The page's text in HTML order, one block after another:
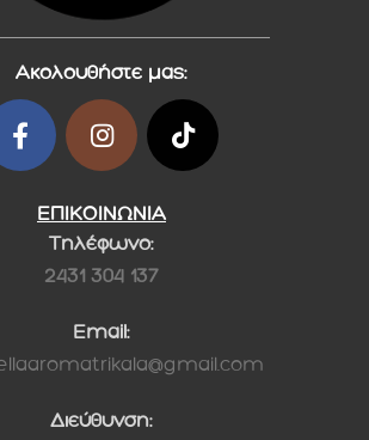
Ακολουθήστε μας:
ΕΠΙΚΟΙΝΩΝΙΑ
Τηλέφωνο:
2431 304 137
Email:
Διεύθυνση: